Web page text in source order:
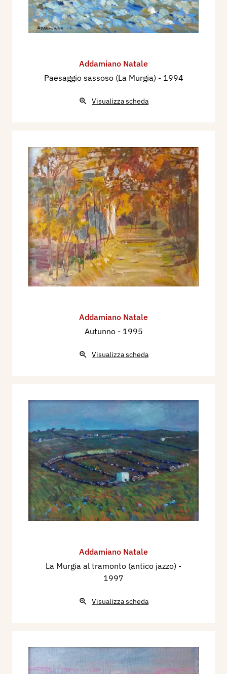
Addamiano Natale
Paesaggio sassoso (La Murgia) - 1994
Visualizza scheda
Addamiano Natale
Autunno - 1995
Visualizza scheda
Addamiano Natale
La Murgia al tramonto (antico jazzo) -
1997
Visualizza scheda